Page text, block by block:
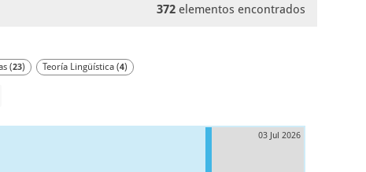
372 elementos encontrados
(23) Teoría Lingüística (4)
03 Jul 2026